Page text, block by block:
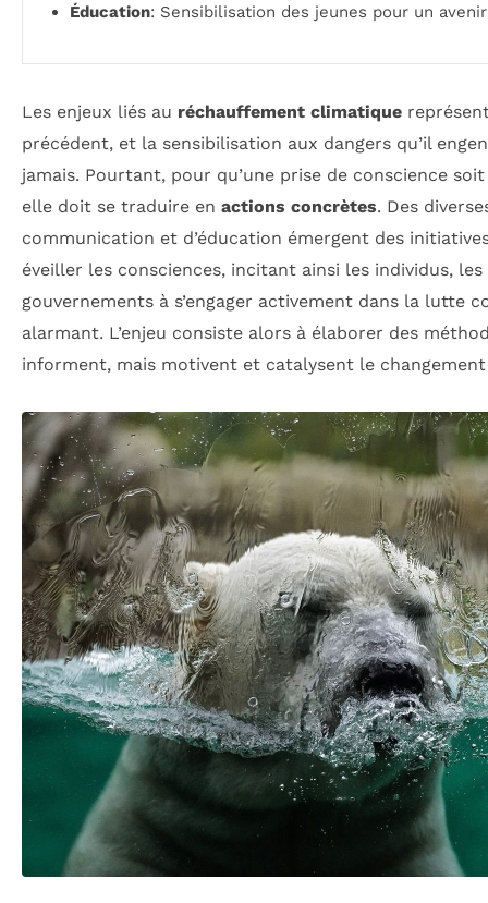
Éducation: Sensibilisation des jeunes pour un
Les enjeux liés au réchauffement climatique
précédent, et la sensibilisation aux dangers qu’il
jamais. Pourtant, pour qu’une prise de conscience
elle doit se traduire en actions concrètes. Des
communication et d’éducation émergent des
éveiller les consciences, incitant ainsi les individus,
gouvernements à s’engager activement dans la lutte
alarmant. L’enjeu consiste alors à élaborer des
informent, mais motivent et catalysent le